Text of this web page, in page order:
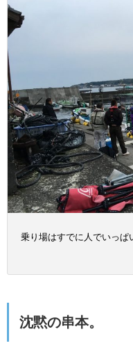
乗り場はすでに人でいっぱ
沈黙の串本。